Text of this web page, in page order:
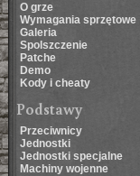
O grze
Wymagania sprzętowe
Galeria
Spolszczenie
Patche
Demo
Kody i cheaty
Podstawy
Przeciwnicy
Jednostki
Jednostki specjalne
Machiny wojenne